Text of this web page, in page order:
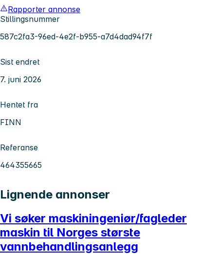
Rapporter annonse
Stillingsnummer
587c2fa3-96ed-4e2f-b955-a7d4dad94f7f
Sist endret
7. juni 2026
Hentet fra
FINN
Referanse
464355665
Lignende annonser
Vi søker maskiningeniør/fagleder
maskin til Norges største
vannbehandlingsanlegg